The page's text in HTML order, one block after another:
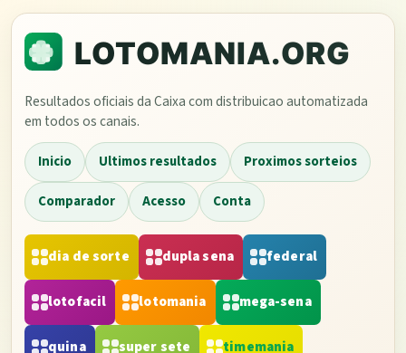
Resultados oficiais da Caixa com distribuicao automatizada
em todos os canais.
Inicio Ultimos resultados Proximos sorteios
Comparador Acesso Conta
dia de sorte dupla sena federal
lotofacil lotomania mega-sena
quina super sete timemania